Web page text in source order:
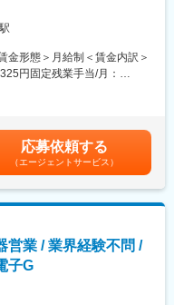
れぞれ取り扱う専業商社が
る「すべて」を提案する総
価値をお届けすることを最
広く、お客様の課題やニー
り、今後も安定した成長が
施設に酸素濃縮装置や酸素
全管理を行う仕事です。
フに操作方法、注意点、緊
検を実施し、正常な使用状
の機器・ボンベ回収。
のため、患者様やご家族に
金形態＞月給制＜賃金内訳＞
円固定残業手当/月：
選考を通じて上下する可能
によって異なります。■昇
3カ月以上）賃金はあくまで
下する可能性があります。
す。
応募依頼する
（エージェントサービス）
営業 / 業界経験不問 /
子G